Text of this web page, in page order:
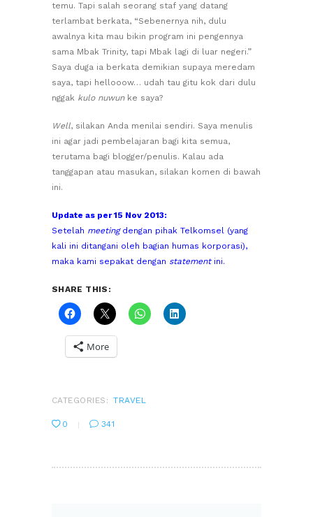
temu. Tapi salah seorang staf yang datang
terlambat berkata, “Sebenernya nih, dulu
awalnya kita mau bikin program ini pengennya
sama Mbak Trinity, tapi Mbak lagi di luar negeri.”
Saya duga ia berkata demikian supaya meredam
saya, tapi hellooow… udah tau gitu kok dari dulu
nggak kulo nuwunke saya?
Well, silakan Anda menilai sendiri. Saya menulis
ini agar jadi pembelajaran bagi kita semua,
terutama bagi blogger/penulis. Kalau ada
tanggapan atau masukan, silakan komen di bawah
ini.
Update as per 15 Nov 2013:
Setelah meetingdengan pihak Telkomsel (yang
kali ini ditangani oleh bagian humas korporasi),
maka kami sepakat dengan statement ini.
SHARE THIS:
More
CATEGORIES: TRAVEL
0 341